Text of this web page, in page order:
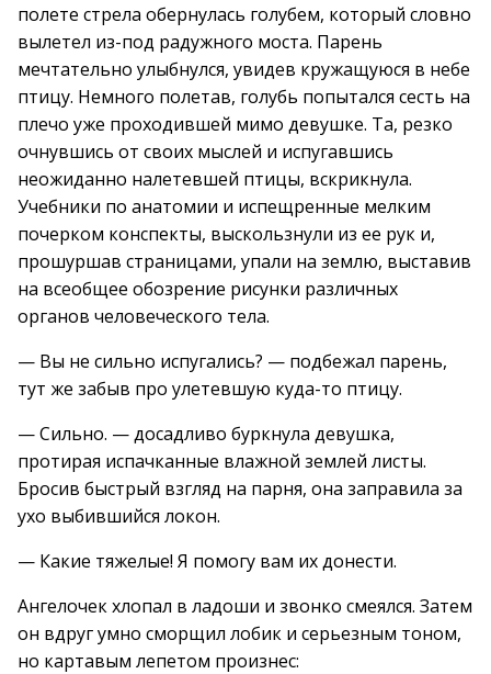
полете стрела обернулась голубем, который словно
вылетел из-под радужного моста. Парень
мечтательно улыбнулся, увидев кружащуюся в небе
птицу. Немного полетав, голубь попытался сесть на
плечо уже проходившей мимо девушке. Та, резко
очнувшись от своих мыслей и испугавшись
неожиданно налетевшей птицы, вскрикнула.
Учебники по анатомии и испещренные мелким
почерком конспекты, выскользнули из ее рук и,
прошуршав страницами, упали на землю, выставив
на всеобщее обозрение рисунки различных
органов человеческого тела.
— Вы не сильно испугались? — подбежал парень,
тут же забыв про улетевшую куда-то птицу.
— Сильно. — досадливо буркнула девушка,
протирая испачканные влажной землей листы.
Бросив быстрый взгляд на парня, она заправила за
ухо выбившийся локон.
— Какие тяжелые! Я помогу вам их донести.
Ангелочек хлопал в ладоши и звонко смеялся. Затем
он вдруг умно сморщил лобик и серьезным тоном,
но картавым лепетом произнес: